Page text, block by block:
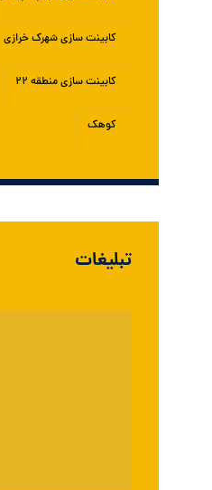
کابینت سازی شهرک خرازی
کابینت سازی منطقه ۲۲
کوهک
تبلیغات